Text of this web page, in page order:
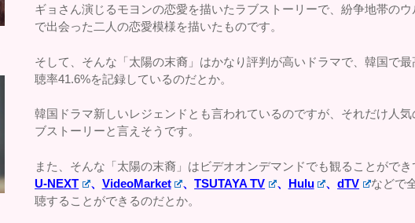
ギョさん演じるモヨンの恋愛を描いたラブストーリーで、紛争地帯のウ
で出会った二人の恋愛模様を描いたものです。
そして、そんな「太陽の末裔」はかなり評判が高いドラマで、韓国で最
聴率41.6%を記録しているのだとか。
韓国ドラマ新しいレジェンドとも言われているのですが、それだけ人気
ブストーリーと言えそうです。
また、そんな「太陽の末裔」はビデオオンデマンドでも観ることができ
U-NEXT
、 VideoMarket 、TSUTAYA TV 、 Hulu 、dTV
などで
聴することができるのだとか。